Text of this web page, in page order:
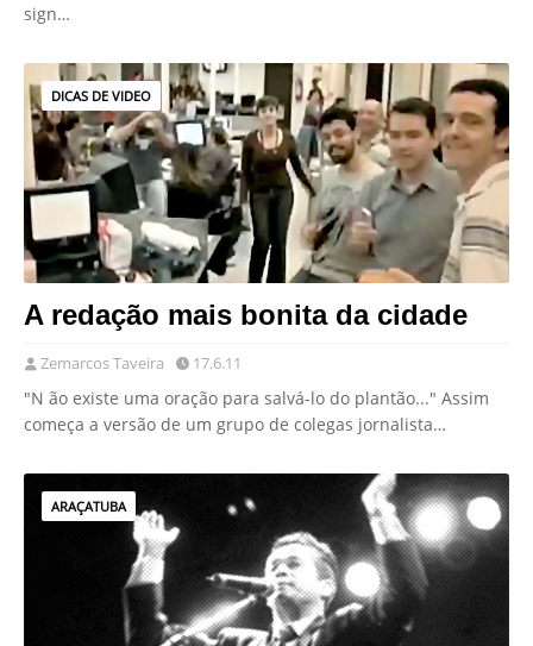
sign…
DICAS DE VIDEO
A redação mais bonita da cidade
Zemarcos Taveira 17.6.11
"N ão existe uma oração para salvá-lo do plantão..." Assim
começa a versão de um grupo de colegas jornalista…
ARAÇATUBA